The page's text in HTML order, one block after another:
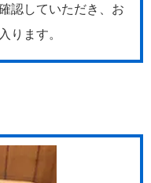
認していただき、お
ります。